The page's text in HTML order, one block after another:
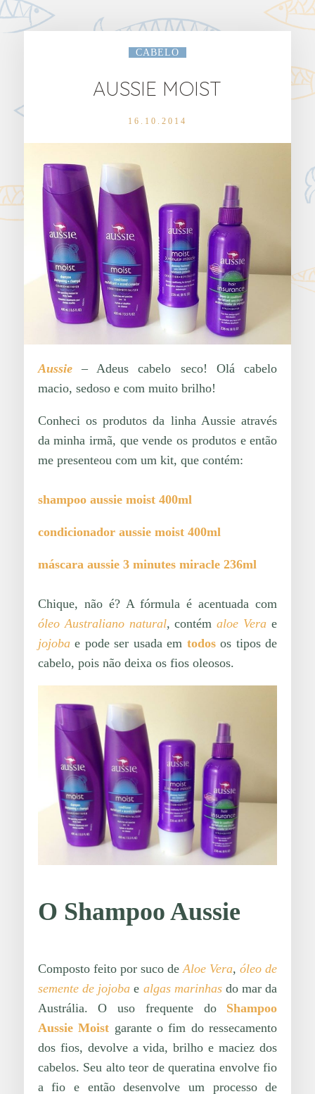
CABELO
AUSSIE MOIST
16.10.2014
Aussie– Adeus cabelo seco! Olá cabelo
macio, sedoso e com muito brilho!
Conheci os produtos da linha Aussie através
da minha irmã, que vende os produtos e então
me presenteou com um kit, que contém:
shampoo aussie moist 400ml
condicionador aussie moist 400ml
máscara aussie 3 minutes miracle 236ml
Chique, não é? A fórmula é acentuada com
óleo Australiano natural, contémaloe Vera e
jojobae pode ser usada em todosos tipos de
cabelo, pois não deixa os fios oleosos.
O Shampoo Aussie
Composto feito por suco de Aloe Vera,óleo de
semente de jojoba e algas marinhasdo mar da
Austrália. O uso frequente do Shampoo
Aussie Moist garante o fim do ressecamento
dos fios, devolve a vida, brilho e maciez dos
cabelos. Seu alto teor de queratina envolve fio
a fio e então desenvolve um processo de